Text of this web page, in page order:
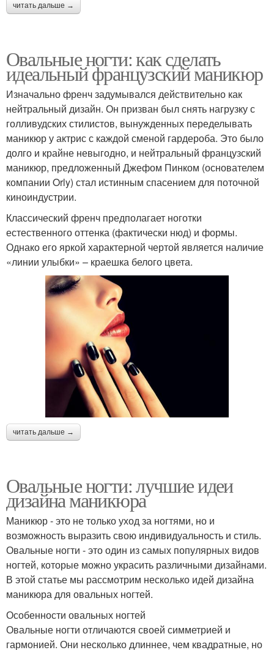
читать дальше →
Овальные ногти: как сделать
идеальный французский маникюр
Изначально френч задумывался действительно как
нейтральный дизайн. Он призван был снять нагрузку с
голливудских стилистов, вынужденных переделывать
маникюр у актрис с каждой сменой гардероба. Это было
долго и крайне невыгодно, и нейтральный французский
маникюр, предложенный Джефом Пинком (основателем
компании Orly) стал истинным спасением для поточной
киноиндустрии.
Классический френч предполагает ноготки
естественного оттенка (фактически нюд) и формы.
Однако его яркой характерной чертой является наличие
«линии улыбки» – краешка белого цвета.
читать дальше →
Овальные ногти: лучшие идеи
дизайна маникюра
Маникюр - это не только уход за ногтями, но и
возможность выразить свою индивидуальность и стиль.
Овальные ногти - это один из самых популярных видов
ногтей, которые можно украсить различными дизайнами.
В этой статье мы рассмотрим несколько идей дизайна
маникюра для овальных ногтей.
Особенности овальных ногтей
Овальные ногти отличаются своей симметрией и
гармонией. Они несколько длиннее, чем квадратные, но